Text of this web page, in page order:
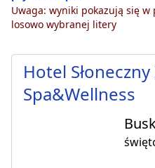
Uwaga: wyniki pokazują się
losowo wybranej litery
Hotel
Spa&Wellness